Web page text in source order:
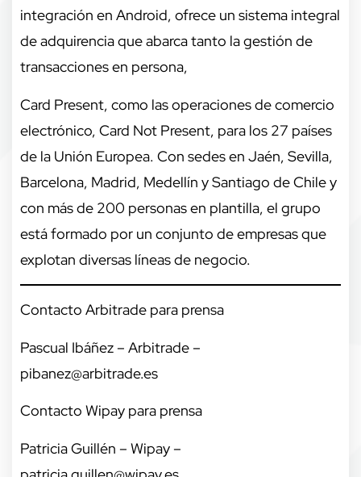
integración en Android, ofrece un sistema integral
de adquirencia que abarca tanto la gestión de
transacciones en persona,
Card Present, como las operaciones de comercio
electrónico, Card Not Present, para los 27 países
de la Unión Europea. Con sedes en Jaén, Sevilla,
Barcelona, Madrid, Medellín y Santiago de Chile y
con más de 200 personas en plantilla, el grupo
está formado por un conjunto de empresas que
explotan diversas líneas de negocio.
Contacto Arbitrade para prensa
Pascual Ibáñez – Arbitrade –
pibanez@arbitrade.es
Contacto Wipay para prensa
Patricia Guillén – Wipay –